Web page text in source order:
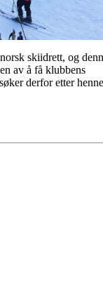
skiidrett, og
av å få klubbens
derfor etter